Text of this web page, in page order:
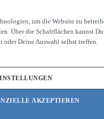
um die Website zu
Über die Schaltflächen kannst
oder Deine Auswahl selbst treffen.
AKZEPTIEREN